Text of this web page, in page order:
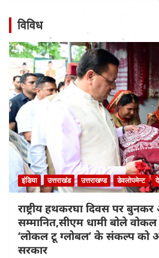
विविध
इंडिया उत्तराखंड उत्तराखण्ड डेवलोपमेन्ट
राष्ट्रीय हथकरघा दिवस पर
सम्मानित,सीएम धामी बोले
‘लोकल टू ग्लोबल’ के संकल्प को
सरकार